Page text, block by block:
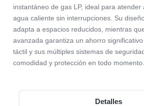
instantáneo de gas LP, ideal para atender
agua caliente sin interrupciones. Su
adapta a espacios reducidos, mientras
avanzada garantiza un ahorro
táctil y sus múltiples sistemas de
comodidad y protección en todo momento.
Detalles